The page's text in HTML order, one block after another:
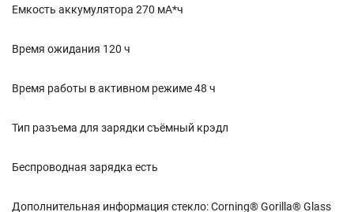
Емкость аккумулятора 270 мА*ч
Время ожидания 120 ч
Время работы в активном режиме 48 ч
Тип разъема для зарядки съёмный крэдл
Беспроводная зарядка есть
Дополнительная информация стекло: Corning® Gorilla® Glass